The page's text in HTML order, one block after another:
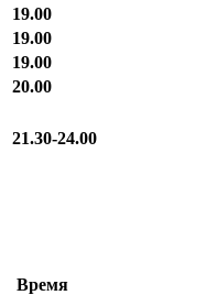
19.00
19.00
19.00
20.00
21.30-24.00
Время